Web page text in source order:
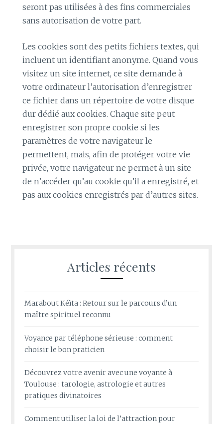
seront pas utilisées à des fins commerciales
sans autorisation de votre part.
Les cookies sont des petits fichiers textes, qui
incluent un identifiant anonyme. Quand vous
visitez un site internet, ce site demande à
votre ordinateur l’autorisation d’enregistrer
ce fichier dans un répertoire de votre disque
dur dédié aux cookies. Chaque site peut
enregistrer son propre cookie si les
paramètres de votre navigateur le
permettent, mais, afin de protéger votre vie
privée, votre navigateur ne permet à un site
de n’accéder qu’au cookie qu’il a enregistré, et
pas aux cookies enregistrés par d’autres sites.
Articles récents
Marabout Kéïta : Retour sur le parcours d’un
maître spirituel reconnu
Voyance par téléphone sérieuse : comment
choisir le bon praticien
Découvrez votre avenir avec une voyante à
Toulouse : tarologie, astrologie et autres
pratiques divinatoires
Comment utiliser la loi de l’attraction pour